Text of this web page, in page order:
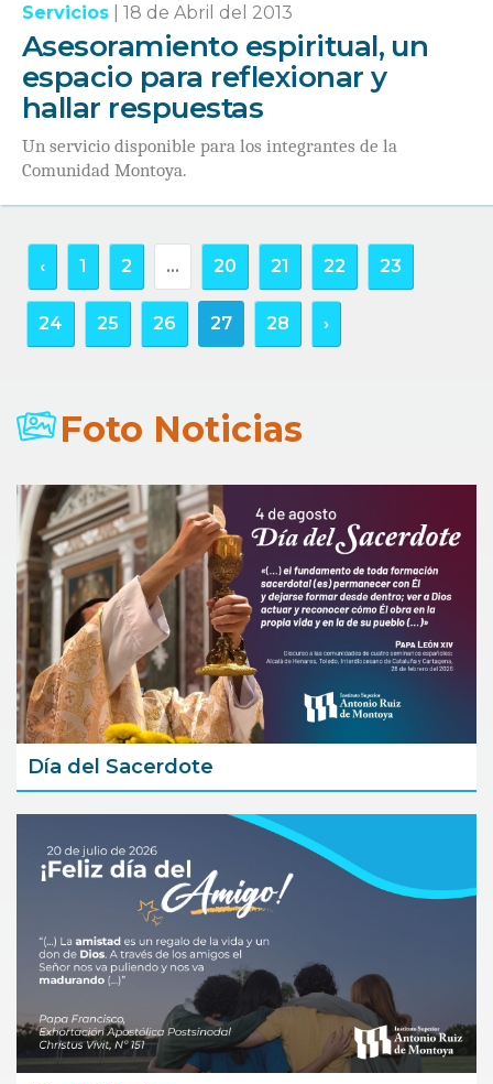
Servicios 18 de Abril del 2013
Asesoramiento espiritual, un
espacio para reflexionar y
hallar respuestas
Un servicio disponible para los integrantes de la
Comunidad Montoya.
‹ 1 2 ... 20 21 22 23
24 25 26 27 28 ›
Foto Noticias
Día del Sacerdote